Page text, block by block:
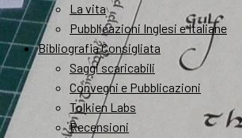
La vita
Pubblicazioni Inglesi e Italiane
Bibliografia Consigliata
Saggi scaricabili
Convegni e Pubblicazioni
Tolkien Labs
Recensioni